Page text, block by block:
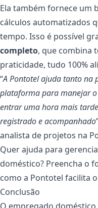
Ela também fornece um
cálculos automatizados
tempo. Isso é possível
completo, que combina
praticidade, tudo 100%
“A Pontotel ajuda tanto na
plataforma para manejar
entrar uma hora mais
registrado e acompanhado
analista de projetos na
Quer ajuda para
doméstico? Preencha o
como a Pontotel facilita
Conclusão